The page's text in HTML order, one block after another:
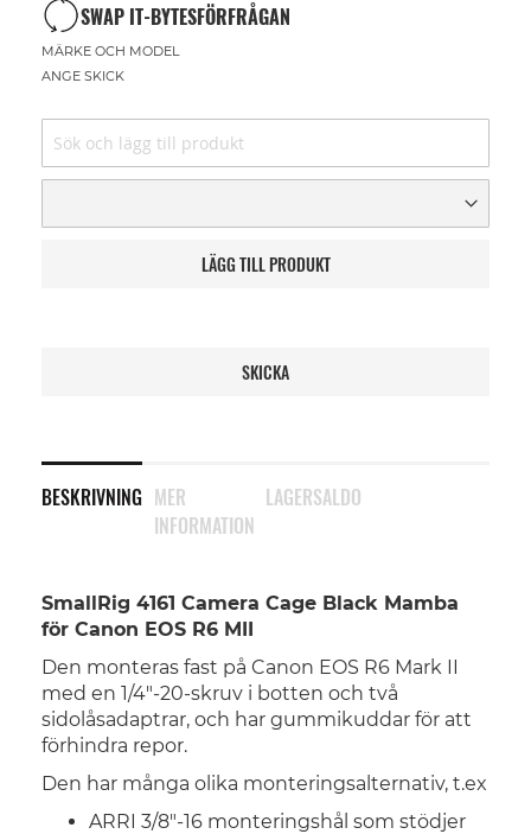
SWAP IT-BYTESFÖRFRÅGAN
MÄRKE OCH MODEL
ANGE SKICK
LÄGG TILL PRODUKT
SKICKA
BESKRIVNING
SmallRig 4161 Camera Cage Black Mamba
för Canon EOS R6 MII
Den monteras fast på Canon EOS R6 Mark II
med en 1/4"-20-skruv i botten och två
sidolåsadaptrar, och har gummikuddar för att
förhindra repor.
Den har många olika monteringsalternativ, t.ex
ARRI 3/8"-16 monteringshål som stödjer
MER
INFORMATION
LAGERSALDO